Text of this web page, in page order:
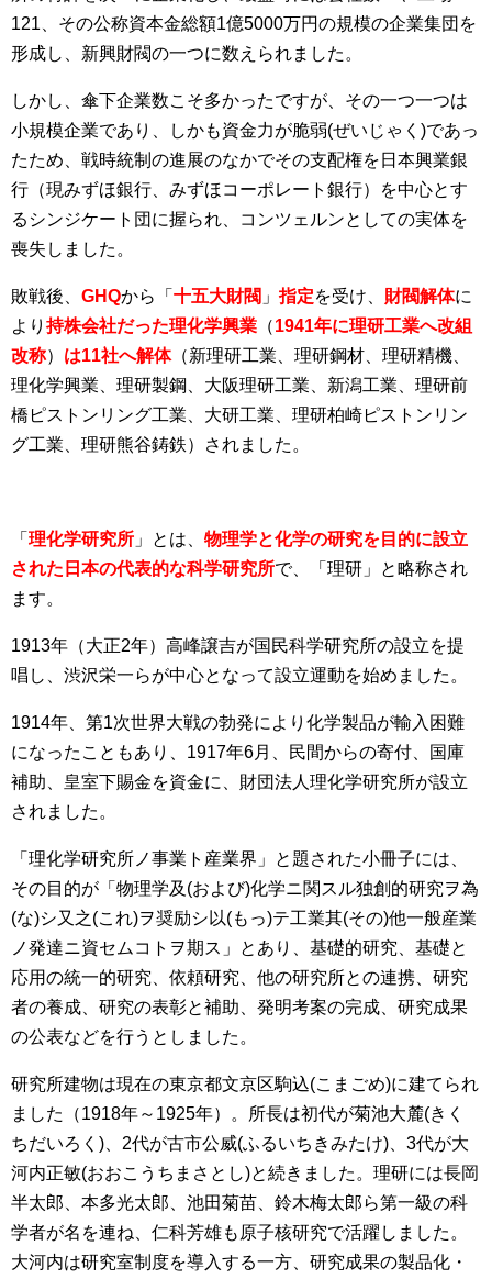
121、その公称資本金総額1億5000万円の規模の企業集団を
形成し、新興財閥の一つに数えられました。
しかし、傘下企業数こそ多かったですが、その一つ一つは
小規模企業であり、しかも資金力が脆弱(ぜいじゃく)であっ
たため、戦時統制の進展のなかでその支配権を日本興業銀
行（現みずほ銀行、みずほコーポレート銀行）を中心とす
るシンジケート団に握られ、コンツェルンとしての実体を
喪失しました。
敗戦後、 GHQから「 十五大財閥 」指定を受け、 財閥解体に
より 持株会社だった理化学興業 （1941年に理研工業へ改組
改称） は11社へ解体（新理研工業、理研鋼材、理研精機、
理化学興業、理研製鋼、大阪理研工業、新潟工業、理研前
橋ピストンリング工業、大研工業、理研柏崎ピストンリン
グ工業、理研熊谷鋳鉄）されました。
「 理化学研究所 」とは、 物理学と化学の研究を目的に設立
された日本の代表的な科学研究所で、「理研」と略称され
ます。
1913年（大正2年）高峰譲吉が国民科学研究所の設立を提
唱し、渋沢栄一らが中心となって設立運動を始めました。
1914年、第1次世界大戦の勃発により化学製品が輸入困難
になったこともあり、1917年6月、民間からの寄付、国庫
補助、皇室下賜金を資金に、財団法人理化学研究所が設立
されました。
「理化学研究所ノ事業ト産業界」と題された小冊子には、
その目的が「物理学及(および)化学ニ関スル独創的研究ヲ為
(な)シ又之(これ)ヲ奨励シ以(もっ)テ工業其(その)他一般産業
ノ発達ニ資セムコトヲ期ス」とあり、基礎的研究、基礎と
応用の統一的研究、依頼研究、他の研究所との連携、研究
者の養成、研究の表彰と補助、発明考案の完成、研究成果
の公表などを行うとしました。
研究所建物は現在の東京都文京区駒込(こまごめ)に建てられ
ました（1918年～1925年）。所長は初代が菊池大麓(きく
ちだいろく)、2代が古市公威(ふるいちきみたけ)、3代が大
河内正敏(おおこうちまさとし)と続きました。理研には長岡
半太郎、本多光太郎、池田菊苗、鈴木梅太郎ら第一級の科
学者が名を連ね、仁科芳雄も原子核研究で活躍しました。
大河内は研究室制度を導入する一方、研究成果の製品化・